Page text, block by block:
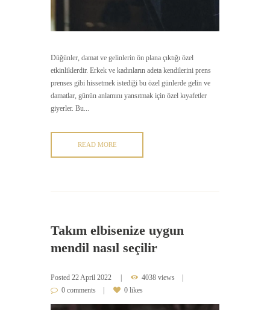
Düğünler, damat ve gelinlerin ön plana çıktığı özel
etkinliklerdir. Erkek ve kadınların adeta kendilerini prens
prenses gibi hissetmek istediği bu özel günlerde gelin ve
damatlar, günün anlamını yansıtmak için özel kıyafetler
giyerler. Bu...
READ MORE
Takım elbisenize uygun
mendil nasıl seçilir
Posted 22 April 2022
4038 views
0 comments
0 likes